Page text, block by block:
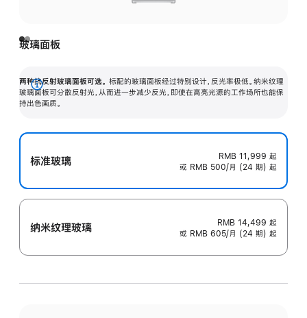
玻璃面板
两种抗反射玻璃面板可选。 标配的玻璃面板经过特别设计，反光率极低。纳米纹理
玻璃面板可分散反射光，从而进一步减少反光，即使在高亮光源的工作场所也能保
持出色画质。
展
开
标准玻璃 RMB 11,999 起
或 RMB 500/月 (24 期) 起
纳米纹理玻璃 RMB 14,499 起
或 RMB 605/月 (24 期) 起